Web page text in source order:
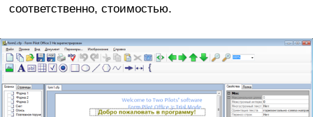
соответственно, стоимостью.